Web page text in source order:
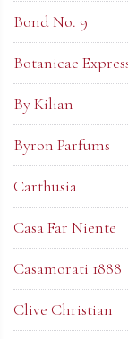
Bond No. 9
Botanicae
By Kilian
Byron Parfums
Carthusia
Casa Far Niente
Casamorati 1888
Clive Christian